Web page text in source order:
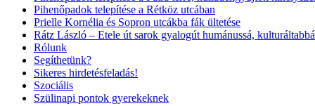
Pihenőpadok telepítése a Rétköz utcában
Prielle Kornélia és Sopron utcákba fák ültetése
Rátz László – Etele út sarok gyalogút humánussá,
Rólunk
Segíthetünk?
Sikeres hirdetésfeladás!
Szociális
Szülinapi pontok gyerekeknek